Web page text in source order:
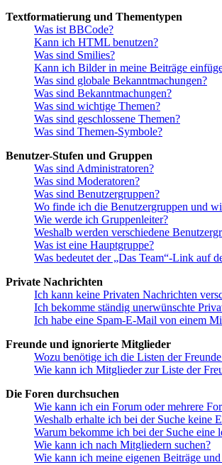
Textformatierung und Thementypen
Was ist BBCode?
Kann ich HTML benutzen?
Was sind Smilies?
Kann ich Bilder in meine Beiträge
Was sind globale Bekanntmachungen?
Was sind Bekanntmachungen?
Was sind wichtige Themen?
Was sind geschlossene Themen?
Was sind Themen-Symbole?
Benutzer-Stufen und Gruppen
Was sind Administratoren?
Was sind Moderatoren?
Was sind Benutzergruppen?
Wo finde ich die Benutzergruppen und
Wie werde ich Gruppenleiter?
Weshalb werden verschiedene
Was ist eine Hauptgruppe?
Was bedeutet der „Das Team“-Link auf
Private Nachrichten
Ich kann keine Privaten Nachrichten
Ich bekomme ständig unerwünschte
Ich habe eine Spam-E-Mail von einem
Freunde und ignorierte Mitglieder
Wozu benötige ich die Listen der
Wie kann ich Mitglieder zur Liste der
Die Foren durchsuchen
Wie kann ich ein Forum oder mehrere
Weshalb erhalte ich bei der Suche keine
Warum bekomme ich bei der Suche eine
Wie kann ich nach Mitgliedern suchen?
Wie kann ich meine eigenen Beiträge